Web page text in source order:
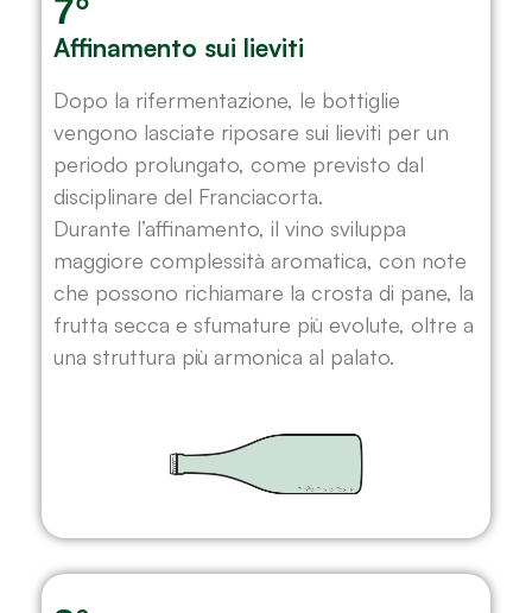
7°
Affinamento sui lieviti
Dopo la rifermentazione, le bottiglie
vengono lasciate riposare sui lieviti per un
periodo prolungato, come previsto dal
disciplinare del Franciacorta.
Durante l’affinamento, il vino sviluppa
maggiore complessità aromatica, con note
che possono richiamare la crosta di pane, la
frutta secca e sfumature più evolute, oltre a
una struttura più armonica al palato.